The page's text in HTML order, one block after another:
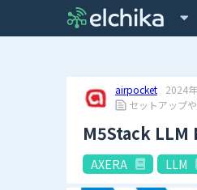
airpocket 2024
セットアップ
M5Stack LLM
AXERA LLM